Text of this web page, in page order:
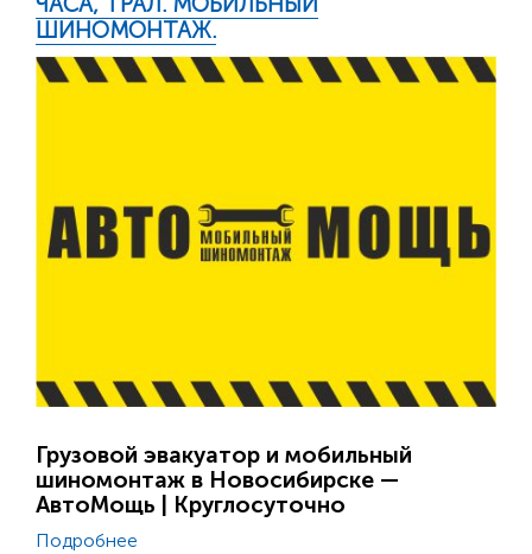
ШИНОМОНТАЖ.
Грузовой эвакуатор и мобильный
шиномонтаж в Новосибирске —
АвтоМощь | Круглосуточно
Подробнее